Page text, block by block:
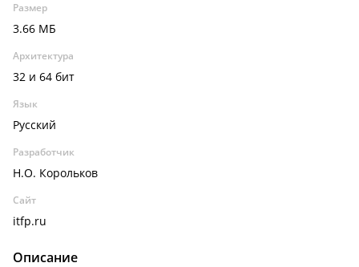
Размер
3.66 МБ
Архитектура
32 и 64 бит
Язык
Русский
Разработчик
Н.О. Корольков
Сайт
itfp.ru
Описание